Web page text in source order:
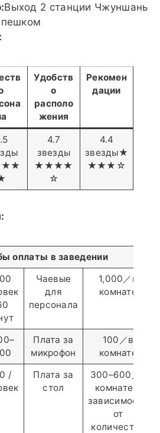
Выход 2 станции Чжуншань
пешком
Удобств
о
располо
жения
Рекомен
дации
4.7
звезды
★★★★
☆
4.4
звезды★
★★★☆
оплаты в заведении
Чаевые
для
персонала
1,000／в
комнате
Плата за
микрофон
100／в
комнате
/
Плата за
стол
300–600／в
комнате в
зависимости
от
количества